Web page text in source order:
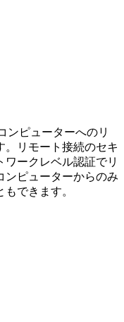
ンピューターへのリ
。リモート接続のセキ
ワークレベル認証でリ
ンピューターからのみ
できます。